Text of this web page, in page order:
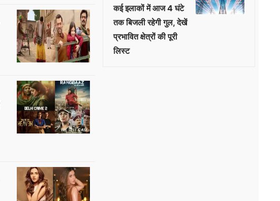
कई इलाकों में आज 4 घंटे
तक बिजली रहेगी गुल, देखें
प्रभावित क्षेत्रों की पूरी
लिस्ट